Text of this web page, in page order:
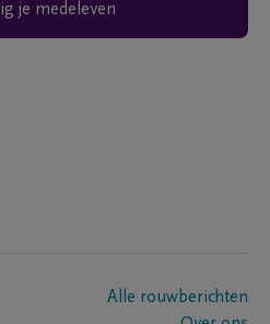
je medeleven
Alle rouwberichten